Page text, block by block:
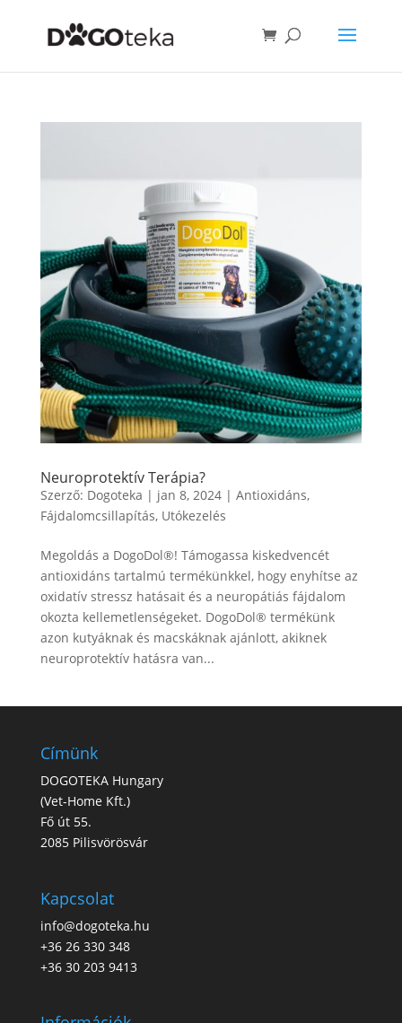
Neuroprotektív Terápia?
Szerző: Dogoteka | jan 8, 2024| Antioxidáns,
Fájdalomcsillapítás, Utókezelés
Megoldás a DogoDol®! Támogassa kiskedvencét
antioxidáns tartalmú termékünkkel, hogy enyhítse az
oxidatív stressz hatásait és a neuropátiás fájdalom
okozta kellemetlenségeket. DogoDol® termékünk
azon kutyáknak és macskáknak ajánlott, akiknek
neuroprotektív hatásra van...
Címünk
DOGOTEKA Hungary
(Vet-Home Kft.)
Fő út 55.
2085 Pilisvörösvár
Kapcsolat
info@dogoteka.hu
+36 26 330 348
+36 30 203 9413